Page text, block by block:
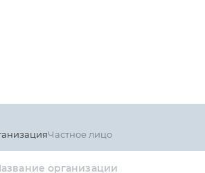
Частное лицо
организации